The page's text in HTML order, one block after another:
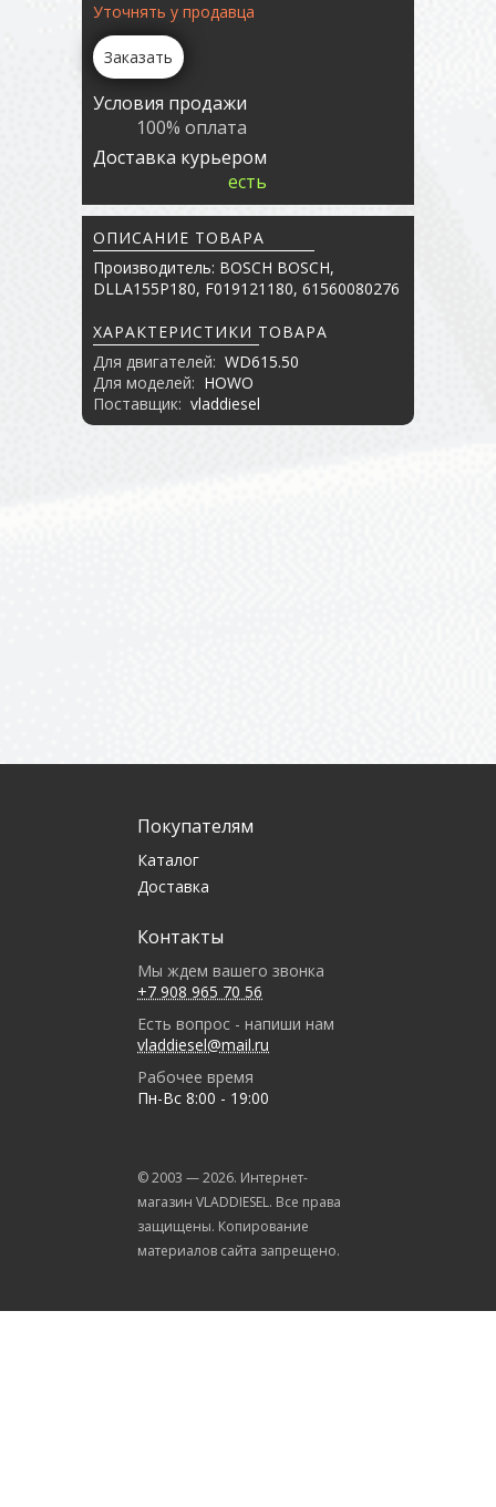
Уточнять у продавца
Заказать
Условия продажи
100% оплата
Доставка курьером
есть
ОПИСАНИЕ ТОВАРА
Производитель: BOSCH BOSCH,
DLLA155P180, F019121180, 61560080276
ХАРАКТЕРИСТИКИ ТОВАРА
Для двигателей: WD615.50
Для моделей: HOWO
Поставщик: vladdiesel
Покупателям
Каталог
Доставка
Контакты
Мы ждем вашего звонка
+7 908 965 70 56
Есть вопрос - напиши нам
vladdiesel@mail.ru
Рабочее время
Пн-Вс 8:00 - 19:00
© 2003 —2026. Интернет-
магазин VLADDIESEL. Все права
защищены. Копирование
материалов сайта запрещено.